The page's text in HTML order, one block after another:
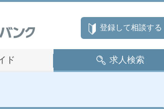
登録して相談する
ド 求人検索